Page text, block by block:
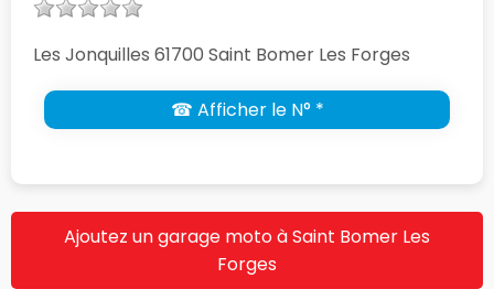
Les Jonquilles 61700 Saint Bomer Les Forges
☎ Afficher le N° *
Ajoutez un garage moto à Saint Bomer Les
Forges